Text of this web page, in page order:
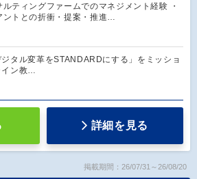
ルティングファームでのマネジメント経験 ・
ントとの折衝・提案・推進…
ジタル変革をSTANDARDにする」をミッショ
ン教…
詳細を見る
掲載期間：26/07/31～26/08/20